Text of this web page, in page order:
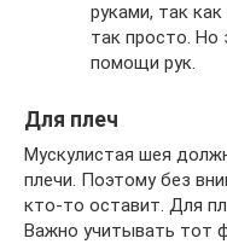
руками, так
так просто. Но
помощи рук.
Для плеч
Мускулистая шея
плечи. Поэтому без
кто-то оставит. Для
Важно учитывать тот